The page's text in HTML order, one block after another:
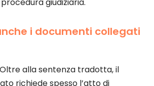
i documenti collegati
alla sentenza tradotta, il
richiede spesso l’atto di